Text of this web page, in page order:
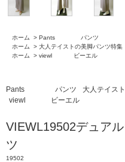
ホーム > Pants パンツ
ホーム
> 大人テイストの美脚パンツ特集
ホーム
> viewl ビーエル
Pants パンツ
大人テイス
viewl ビーエル
VIEWL19502デュア
ツ
19502